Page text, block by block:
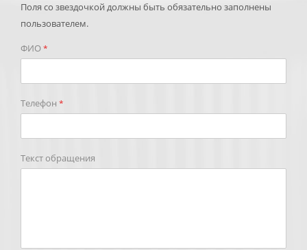
Поля со звездочкой должны быть обязательно заполнены
пользователем.
ФИО*
Телефон *
Текст обращения